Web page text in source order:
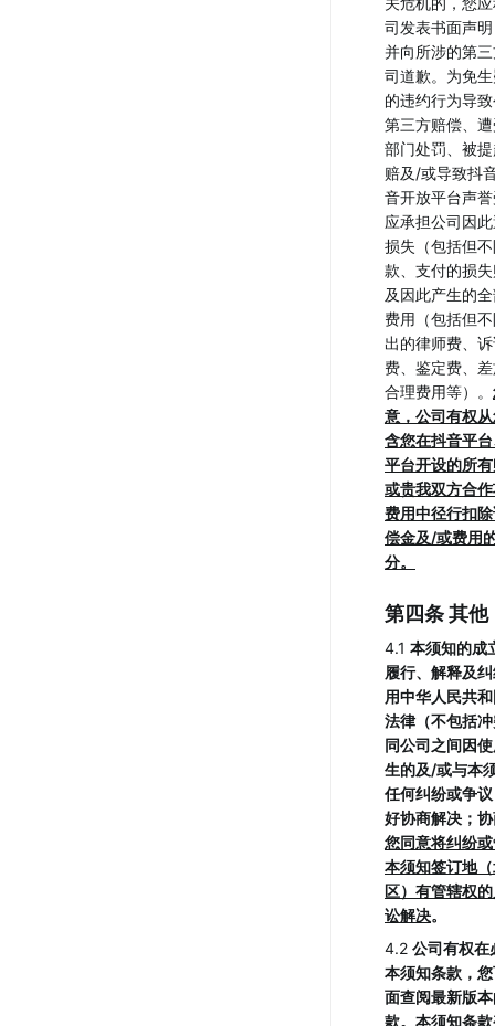
司发表书面声
并向所涉的第
司道歉。为免
的违约行为导
第三方赔偿、
部门处罚、被
赔及/或导致抖
音开放平台声
应承担公司因
损失（包括但
款、支付的损
及因此产生的
费用（包括但
出的律师费、
费、鉴定费、
合理费用等）。
意，公司有权
含您在抖音平
平台开设的所
或贵我双方合
费用中径行扣
偿金及/或费用
分。
第四条 其他
4.1 本须知的成
履行、解释及
用中华人民共
法律（不包括
同公司之间因
生的及/或与本
任何纠纷或争
好协商解决；
您同意将纠纷
本须知签订地
区）有管辖权
讼解决。
4.2 公司有权在
本须知条款，
面查阅最新版
款。 本须知条